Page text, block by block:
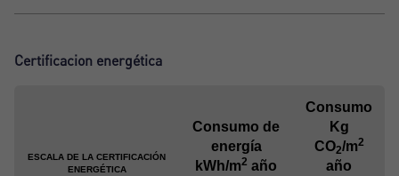
Certificacion energética
ESCALA DE LA CERTIFICACIÓN
ENERGÉTICA
Consumo de
energía
kWh/m2 año
Consumo
Kg
CO2/m2
año